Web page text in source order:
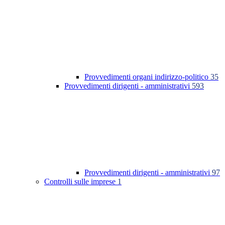
Provvedimenti organi indirizzo-politico 35
Provvedimenti dirigenti - amministrativi 593
Provvedimenti dirigenti - amministrativi 97
Controlli sulle imprese 1